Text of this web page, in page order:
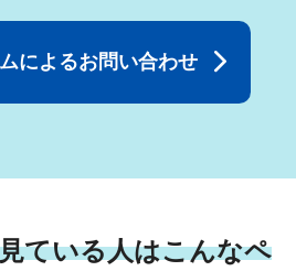
によるお問い合わせ
ている人はこんなペ